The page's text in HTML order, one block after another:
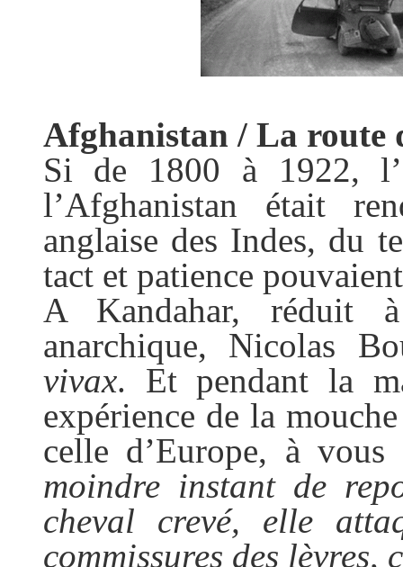
Afghanistan / La route
Si de 1800 à 1922,
l’Afghanistan était
anglaise des Indes, du
tact et patience
A Kandahar, réduit
anarchique, Nicolas
vivax. Et pendant la
expérience de la
celle d’Europe, à
moindre instant de
cheval crevé, elle
commissures des lèvres,